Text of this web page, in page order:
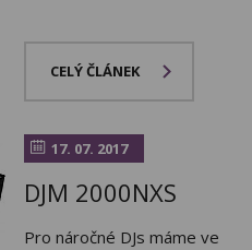
CELÝ ČLÁNEK
17. 07. 2017
DJM 2000NXS
Pro náročné DJs máme ve